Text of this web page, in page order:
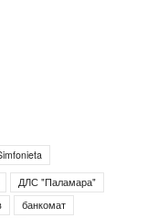
ДЛС "Паламара"
банкомат